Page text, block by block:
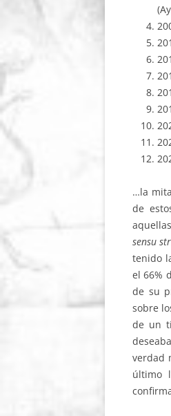
…la
de
sensu
tenido
el 66%
de su
sobre
de un
verdad
último